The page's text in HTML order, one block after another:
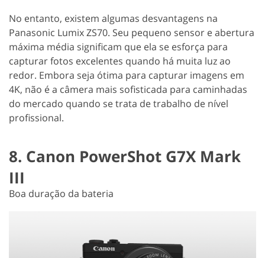
No entanto, existem algumas desvantagens na
Panasonic Lumix ZS70. Seu pequeno sensor e abertura
máxima média significam que ela se esforça para
capturar fotos excelentes quando há muita luz ao
redor. Embora seja ótima para capturar imagens em
4K, não é a câmera mais sofisticada para caminhadas
do mercado quando se trata de trabalho de nível
profissional.
8. Canon PowerShot G7X Mark
III
Boa duração da bateria